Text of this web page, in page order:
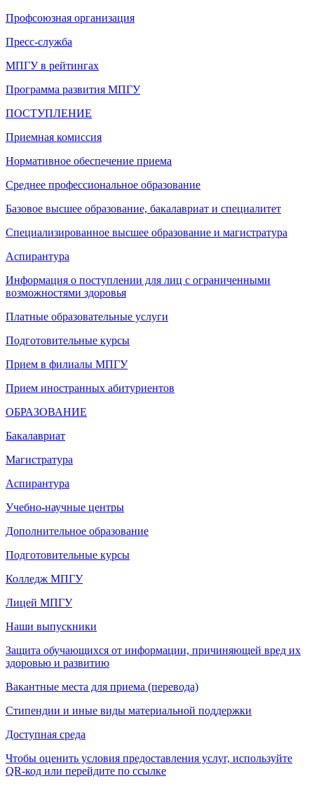
Профсоюзная организация
Пресс-служба
МПГУ в рейтингах
Программа развития МПГУ
ПОСТУПЛЕНИЕ
Приемная комиссия
Нормативное обеспечение приема
Среднее профессиональное образование
Базовое высшее образование, бакалавриат и специалитет
Специализированное высшее образование и магистратура
Аспирантура
Информация о поступлении для лиц с ограниченными
возможностями здоровья
Платные образовательные услуги
Подготовительные курсы
Прием в филиалы МПГУ
Прием иностранных абитуриентов
ОБРАЗОВАНИЕ
Бакалавриат
Магистратура
Аспирантура
Учебно-научные центры
Дополнительное образование
Подготовительные курсы
Колледж МПГУ
Лицей МПГУ
Наши выпускники
Защита обучающихся от информации, причиняющей вред их
здоровью и развитию
Вакантные места для приема (перевода)
Стипендии и иные виды материальной поддержки
Доступная среда
Чтобы оценить условия предоставления услуг, используйте
QR-код или перейдите по ссылке